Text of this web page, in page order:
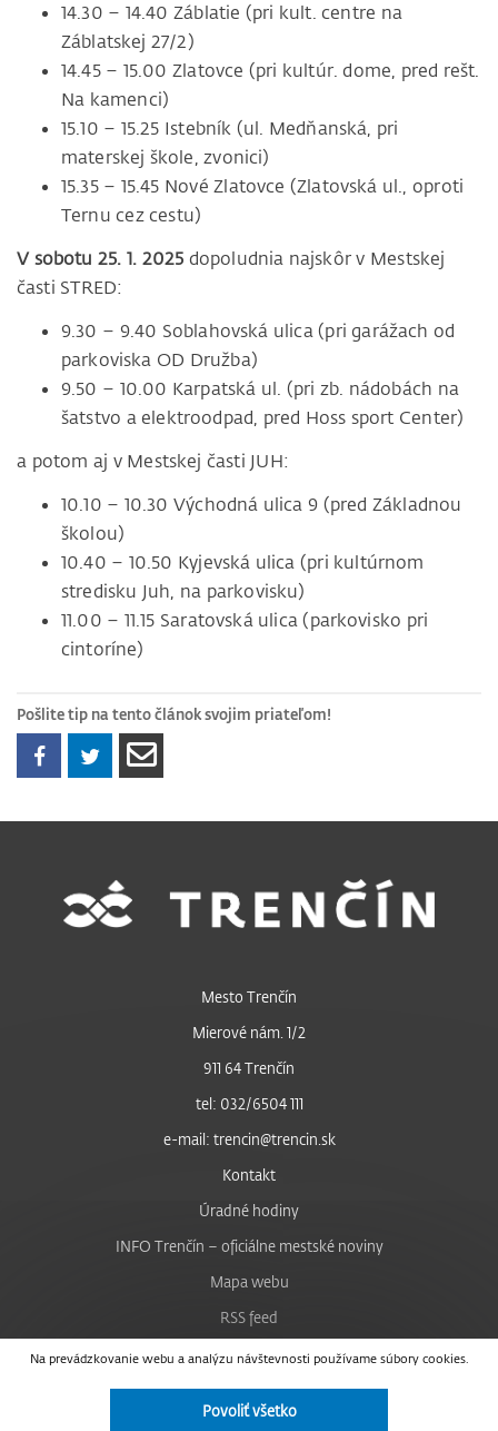
14.30 – 14.40 Záblatie (pri kult. centre na
Záblatskej 27/2)
14.45 – 15.00 Zlatovce (pri kultúr. dome, pred rešt.
Na kamenci)
15.10 – 15.25 Istebník (ul. Medňanská, pri
materskej škole, zvonici)
15.35 – 15.45 Nové Zlatovce (Zlatovská ul., oproti
Ternu cez cestu)
V sobotu 25. 1. 2025 dopoludnia najskôr v Mestskej
časti STRED:
9.30 – 9.40 Soblahovská ulica (pri garážach od
parkoviska OD Družba)
9.50 – 10.00 Karpatská ul. (pri zb. nádobách na
šatstvo a elektroodpad, pred Hoss sport Center)
a potom aj v Mestskej časti JUH:
10.10 – 10.30 Východná ulica 9 (pred Základnou
školou)
10.40 – 10.50 Kyjevská ulica (pri kultúrnom
stredisku Juh, na parkovisku)
11.00 – 11.15 Saratovská ulica (parkovisko pri
cintoríne)
Pošlite tip na tento článok svojim priateľom!
Na prevádzkovanie webu a analýzu návštevnosti používame súbory cookies.
Povoliť všetko
Mesto Trenčín
Mierové nám. 1/2
911 64 Trenčín
tel: 032/6504 111
e-mail: trencin@trencin.sk
Kontakt
Úradné hodiny
INFO Trenčín – oficiálne mestské noviny
Mapa webu
RSS feed
Nastavenie cookies
Facebook